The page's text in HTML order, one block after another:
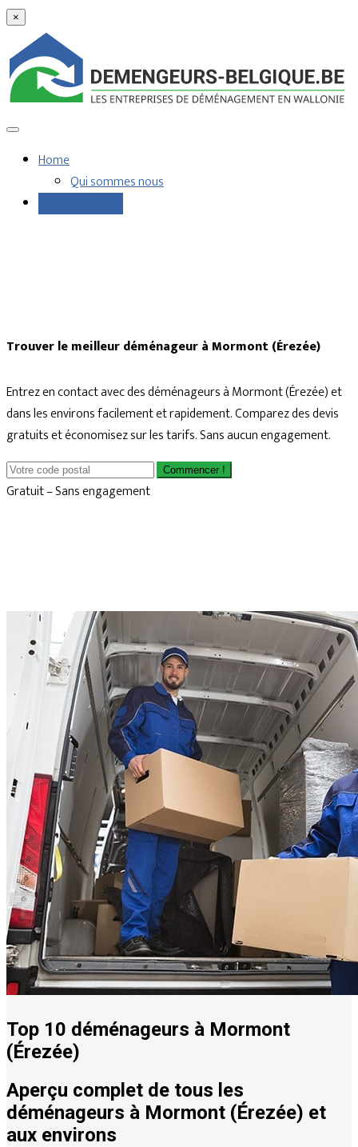
×
Home
Qui sommes nous
Trouver le meilleur déménageur à Mormont (Érezée)
Entrez en contact avec des déménageurs à Mormont (Érezée) et
dans les environs facilement et rapidement. Comparez des devis
gratuits et économisez sur les tarifs. Sans aucun engagement.
Commencer !
Gratuit – Sans engagement
Top 10 déménageurs à Mormont
(Érezée)
Aperçu complet de tous les
déménageurs à Mormont (Érezée) et
aux environs